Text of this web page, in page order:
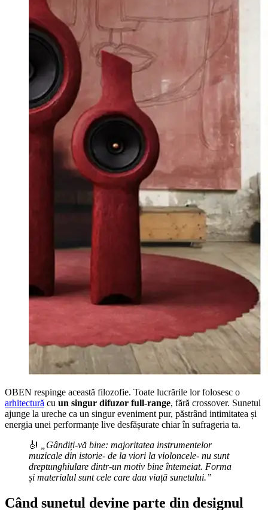
OBEN respinge această filozofie. Toate lucrările lor folosesc o
arhitectură cu un singur difuzor full-range, fără crossover. Sunetul
ajunge la ureche ca un singur eveniment pur, păstrând intimitatea și
energia unei performanțe live desfășurate chiar în sufrageria ta.
🎻
„Gândiți-vă bine: majoritatea instrumentelor
muzicale din istorie- de la viori la violoncele- nu sunt
dreptunghiulare dintr-un motiv bine întemeiat. Forma
și materialul sunt cele care dau viață sunetului.”
Când sunetul devine parte din designul